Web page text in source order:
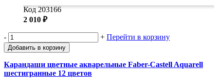
Код 203166
2 010 ₽
- + Перейти в корзину
Добавить в корзину
Карандаши цветные акварельные Faber-Castell Aquarell
шестигранные 12 цветов